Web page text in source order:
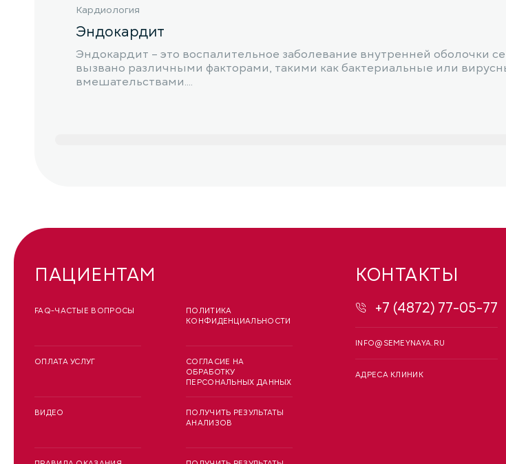
Кардиология
Эндокардит
Эндокардит – это воспалительное заболевание внутренней оболочки
вызвано различными факторами, такими как бактериальные или
вмешательствами....
ПАЦИЕНТАМ
FAQ-ЧАСТЫЕ ВОПРОСЫ
ОПЛАТА УСЛУГ
ВИДЕО
ПОЛИТИКА
КОНФИДЕНЦИАЛЬНОСТИ
СОГЛАСИЕ НА
ОБРАБОТКУ
ПЕРСОНАЛЬНЫХ ДАННЫХ
ПОЛУЧИТЬ РЕЗУЛЬТАТЫ
АНАЛИЗОВ
КОНТАКТЫ
+7 (4872) 77-05-77
INFO@SEMEYNAYA.RU
АДРЕСА КЛИНИК